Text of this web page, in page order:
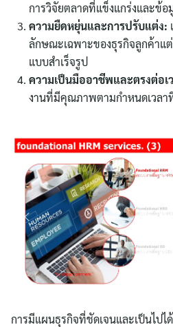
การวิจัยตลาดที่แข็งแกร่งและข้
ความยืดหยุ่นและการปรับแต่ง:
ลักษณะเฉพาะของธุรกิจลูกค้าแ
แบบสำเร็จรูป
ความเป็นมืออาชีพและตรงต่อเ
งานที่มีคุณภาพตามกำหนดเวลา
การมีแผนธุรกิจที่ชัดเจนและเป็นไปไ